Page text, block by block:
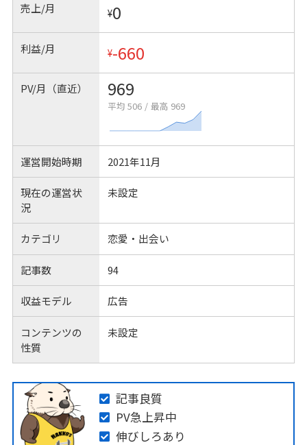
売上/月 ¥0
利益/月 ¥-660
PV/月（直近） 969
平均 506 / 最高 969
運営開始時期 2021年11月
現在の運営状
況
未設定
カテゴリ 恋愛・出会い
記事数 94
収益モデル 広告
コンテンツの
性質
未設定
記事良質
PV急上昇中
伸びしろあり